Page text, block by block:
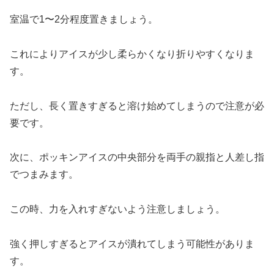
室温で1〜2分程度置きましょう。
これによりアイスが少し柔らかくなり折りやすくなりま
す。
ただし、長く置きすぎると溶け始めてしまうので注意が必
要です。
次に、ポッキンアイスの中央部分を両手の親指と人差し指
でつまみます。
この時、力を入れすぎないよう注意しましょう。
強く押しすぎるとアイスが潰れてしまう可能性がありま
す。